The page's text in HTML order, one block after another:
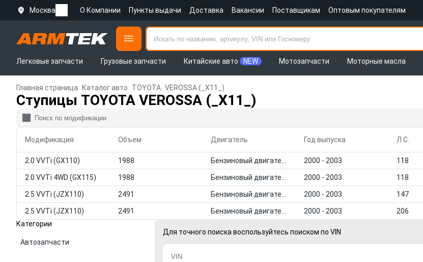
Москва О Компании Пункты выдачи Доставка Вакансии Поставщикам Оптовым покупателям
Легковые запчасти
Грузовые запчасти Китайские авто NEW Мотозапчасти Моторные масла
Главная страница Каталог авто TOYOTA VEROSSA (_X11_)
Ступицы TOYOTA VEROSSA (_X11_)
Модификация Объем Двигатель Год выпуска Л.С.
2.0 VVTi (GX110) 1988 2000 - 2003 118
2.0 VVTi 4WD (GX115) 1988 2000 - 2003 118
2.5 VVTi (JZX110) 2491 2000 - 2003 147
2.5 VVTi (JZX110) 2491 2000 - 2003 206
Категории
Автозапчасти
Для точного поиска воспользуйтесь поиском по VIN